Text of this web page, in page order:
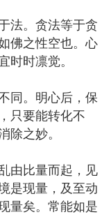
。贪法等于贪
佛之性空也。心
时时凛觉。
。明心后，保
只要能转化不
除之妙。
比量而起，见
是现量，及至动
量矣。常能如是